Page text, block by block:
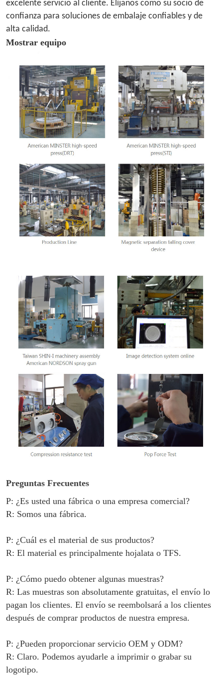
excelente servicio al cliente. Elíjanos como su socio de
confianza para soluciones de embalaje confiables y de
alta calidad.
Mostrar equipo
Preguntas Frecuentes
P: ¿Es usted una fábrica o una empresa comercial?
R: Somos una fábrica.
P: ¿Cuál es el material de sus productos?
R: El material es principalmente hojalata o TFS.
P: ¿Cómo puedo obtener algunas muestras?
R: Las muestras son absolutamente gratuitas, el envío lo
pagan los clientes. El envío se reembolsará a los clientes
después de comprar productos de nuestra empresa.
P: ¿Pueden proporcionar servicio OEM y ODM?
R: Claro. Podemos ayudarle a imprimir o grabar su
logotipo.